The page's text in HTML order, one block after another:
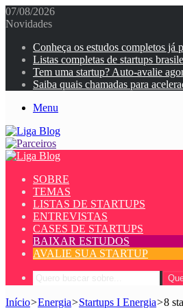
07/08/2026
Novidades
Conheça os estudos completos já
Listas completas de startups
Tem uma startup? Auto-avalie
Saiba quais chamadas para
Menu
SOBRE
TEMAS
LISTAS DE STARTUPS
ENTREVISTAS
CASES DE STARTUPS
BAIXAR ESTUDOS
AVALIE SUA STARTUP
Início>Energia>Startups I Energia>8